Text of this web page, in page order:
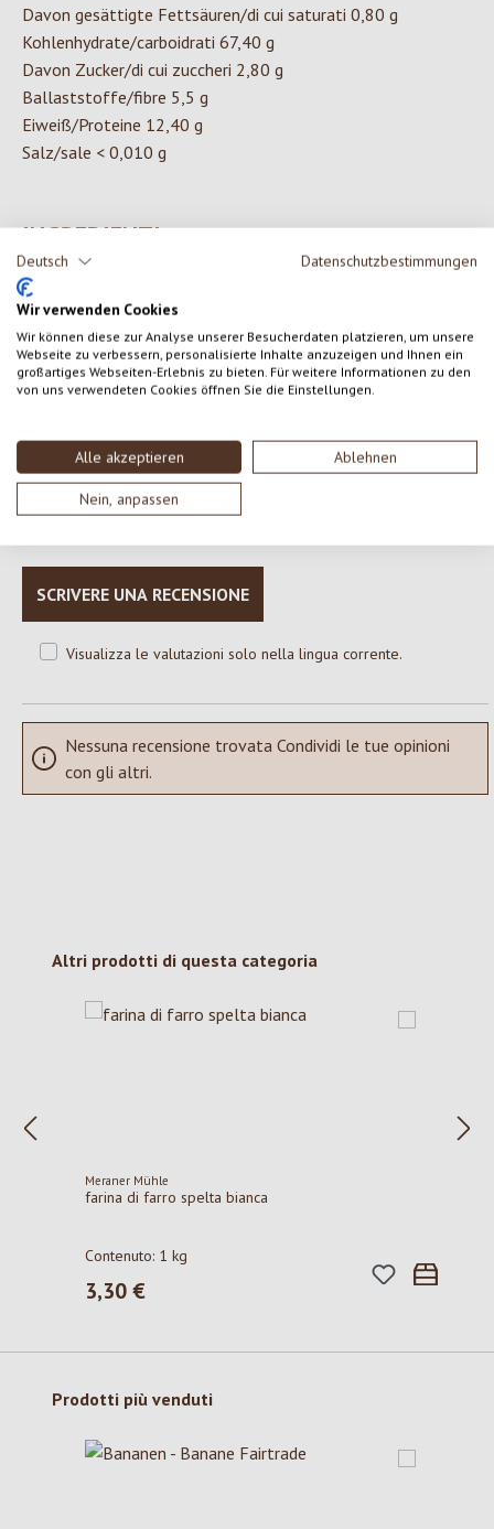
Deutsch Datenschutzbestimmungen
Wir verwenden Cookies
Wir können diese zur Analyse unserer Besucherdaten platzieren, um unsere
Webseite zu verbessern, personalisierte Inhalte anzuzeigen und Ihnen ein
großartiges Webseiten-Erlebnis zu bieten. Für weitere Informationen zu den
von uns verwendeten Cookies öffnen Sie die Einstellungen.
Alle akzeptieren Ablehnen
Nein, anpassen
Davon gesättigte Fettsäuren/di cui saturati 0,80 g
Kohlenhydrate/carboidrati 67,40 g
Davon Zucker/di cui zuccheri 2,80 g
Ballaststoffe/fibre 5,5 g
Eiweiß/Proteine 12,40 g
Salz/sale < 0,010 g
INGREDIENTI
Quinoa* bianca, Quinoa* rossa, Quinoa* nera
*da produzione biologica certificata
Valutazione media di 0 su 5 stelle
Formula una valutazione!
SCRIVERE UNA RECENSIONE
Visualizza le valutazioni solo nella lingua corrente.
Nessuna recensione trovata Condividi le tue opinioni
con gli altri.
Salta la galleria dei prodotti
Altri prodotti di questa categoria
Meraner Mühle
farina di farro spelta bianca
Contenuto: 1 kg
Prezzo normale:
3,30 €
Salta la galleria dei prodotti
Prodotti più venduti